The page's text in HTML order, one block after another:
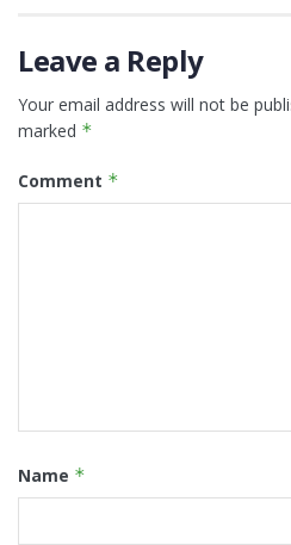
Leave a Reply
Your email address will not be
marked *
Comment *
Name *